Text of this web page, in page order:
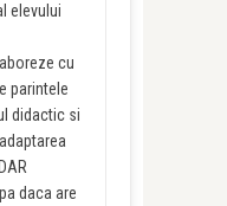
elevului
cu
parintele
didactic si
daca are